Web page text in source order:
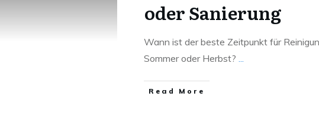
oder Sanierung
Wann ist der beste Zeitpunkt für
Sommer oder Herbst? ...
Read More